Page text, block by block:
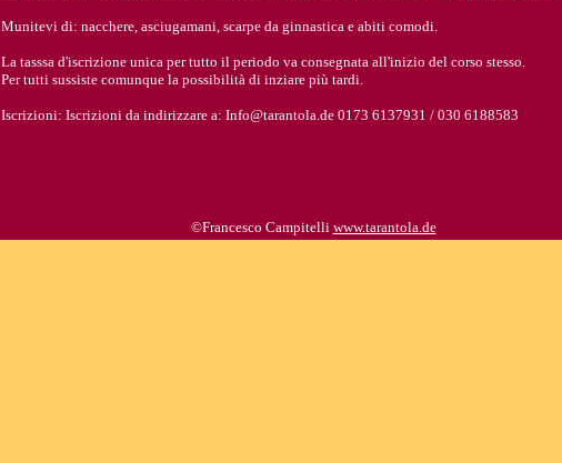
Munitevi di: nacchere, asciugamani, scarpe da ginnastica e abiti comodi.
La tasssa d'iscrizione unica per tutto il periodo va consegnata all'inizio del corso stesso.
Per tutti sussiste comunque la possibilità di inziare più tardi.
Iscrizioni: Iscrizioni da indirizzare a: Info@tarantola.de 0173 6137931 / 030 6188583
©Francesco Campitelli www.tarantola.de